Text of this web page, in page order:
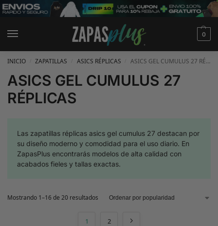
0
INICIO ZAPATILLAS ASICS RÉPLICAS ASICS GEL CUMULUS 27 RÉPLICAS
ASICS GEL CUMULUS 27
RÉPLICAS
Las zapatillas réplicas asics gel cumulus 27 destacan por
su diseño moderno y comodidad para el uso diario. En
ZapasPlus encontrarás modelos de alta calidad con
acabados fieles y tallas exactas.
Mostrando 1–16 de 20 resultados
1 2